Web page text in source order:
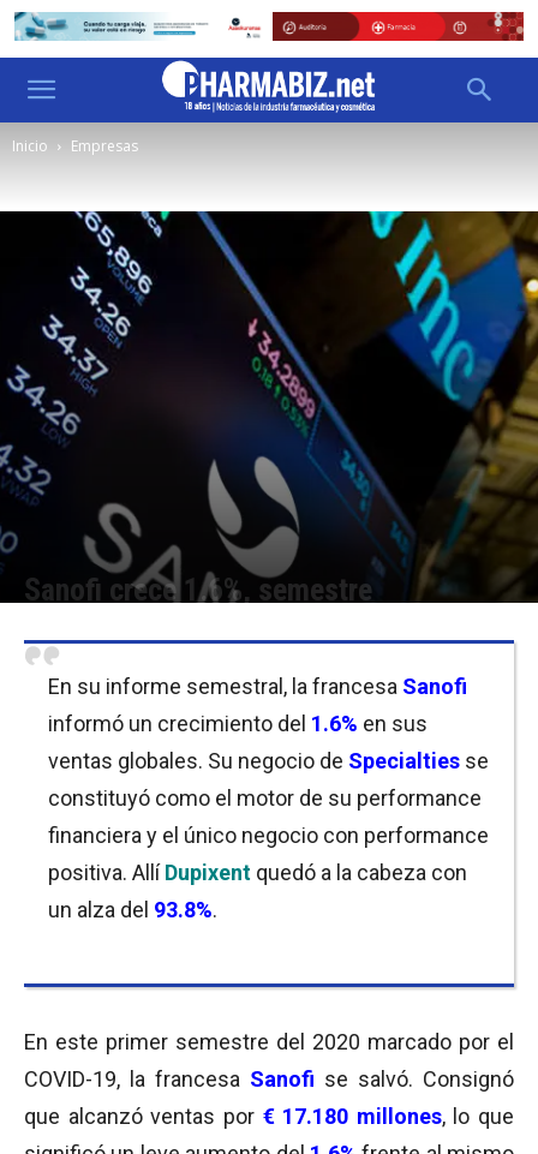
Inicio Empresas
Sanofi crece 1.6%, semestre
En su informe semestral, la francesa Sanofi
informó un crecimiento del 1.6% en sus
ventas globales. Su negocio de Specialties se
constituyó como el motor de su performance
financiera y el único negocio con performance
positiva. AllíDupixent quedó a la cabeza con
un alza del 93.8%.
En este primer semestre del 2020 marcado por el
COVID-19, la francesa Sanofi se salvó. Consignó
que alcanzó ventas por € 17.180 millones, lo que